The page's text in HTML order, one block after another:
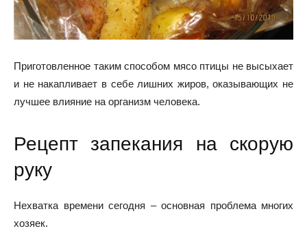
Приготовленное таким способом мясо птицы не высыхает
и не накапливает в себе лишних жиров, оказывающих не
лучшее влияние на организм человека.
Рецепт запекания на скорую
руку
Нехватка времени сегодня – основная проблема многих
хозяек.